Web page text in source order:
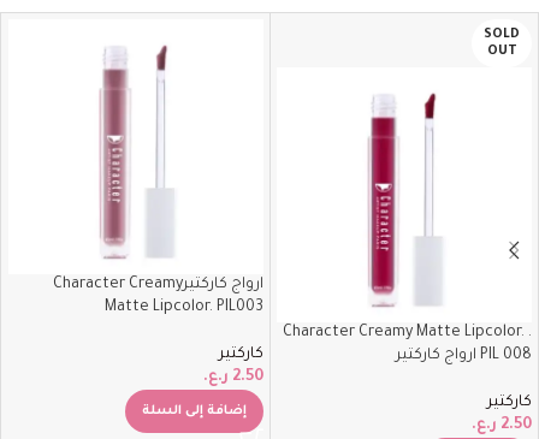
SOLD
OUT
. Character Creamy Matte Lipcolor.
PIL 008 ارواج كاركتير
كاركتير
2.50 ر.ع.
ارواج كاركتيرCharacter Creamy
Matte Lipcolor. PIL003
كاركتير
2.50 ر.ع.
إضافة إلى السلة